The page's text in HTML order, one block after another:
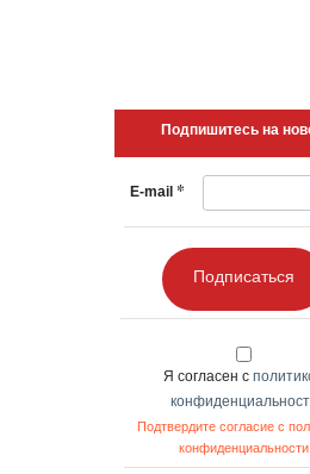
Подпишитесь на
E-mail *
Подписаться
Я согласен с
Подтвердите согласие с
конфиденциальности